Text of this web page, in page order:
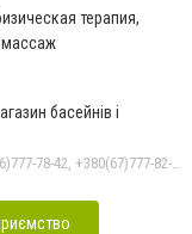
терапия,
массаж
басейнів і